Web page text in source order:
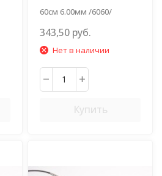
60см 6.00мм /6060/
343,50 руб.
Нет в наличии
Купить